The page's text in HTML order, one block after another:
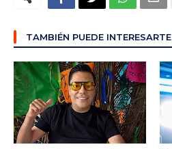
TAMBIÉN PUEDE INTERESARTE